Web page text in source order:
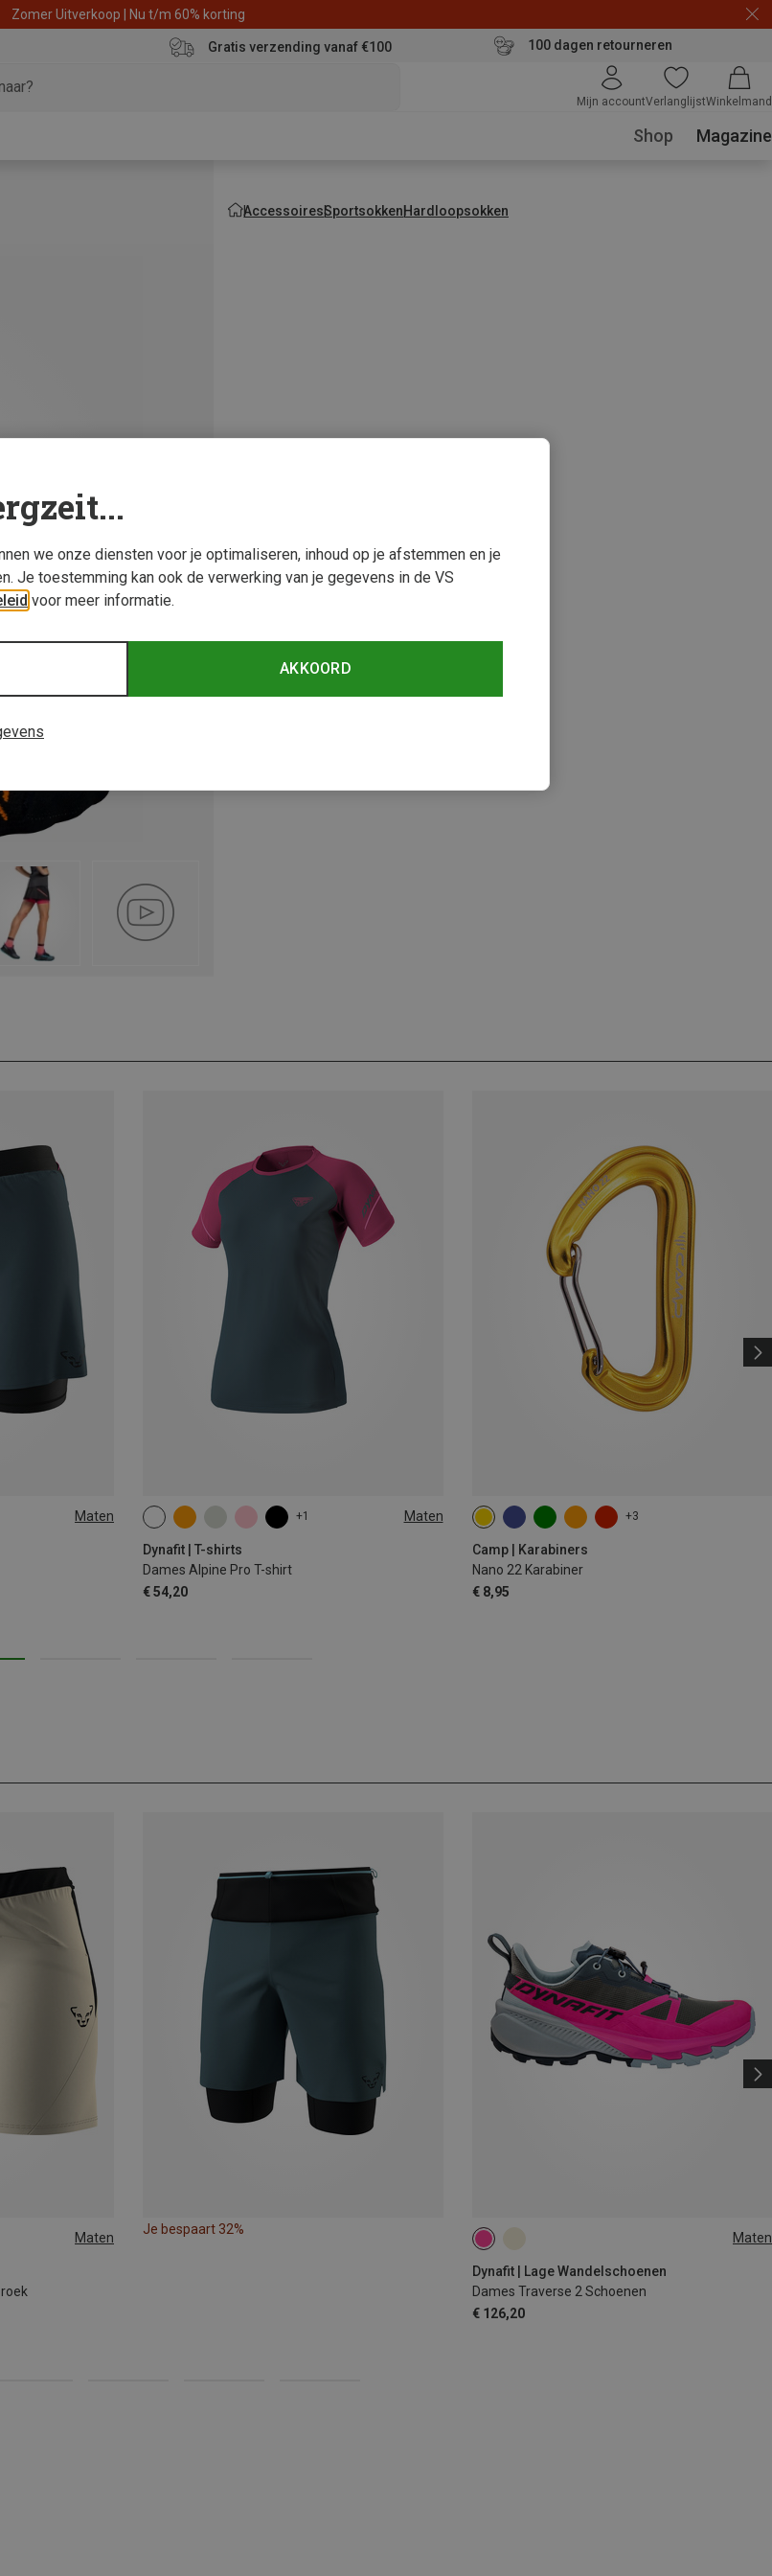
Zomer Uitverkoop | Nu t/m 60% korting
Gratis verzending vanaf €100 100 dagen retourneren
Mijn accountVerlanglijstWinkelmand
Shop Magazine
AccessoiresSportsokkenHardloopsokken
Maten +1 Maten
Dynafit | T-shirts
Dames Alpine Pro T-shirt
€ 54,20
XS S M XL
+3
Camp | Karabiners
Nano 22 Karabiner
€ 8,95
Maten
Je bespaart 32%
Maten
Dynafit | Lage Wandelschoenen
Dames Traverse 2 Schoenen
€ 126,20
we onze diensten voor je optimaliseren, inhoud op je afstemmen en je
Je toestemming kan ook de verwerking van je gegevens in de VS
voor meer informatie.
AKKOORD